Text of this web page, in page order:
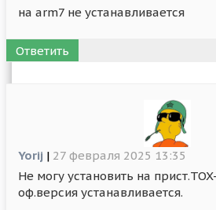
на arm7 не устанавливается
Ответить
Yorij | 27 февраля 2025 13:35
Не могу установить на
оф.версия устанавливается.